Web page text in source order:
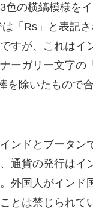
色の横縞模様を
「Rs」と表記
すが、これはイ
ーガリー文字の
を除いたもので
ンドとブータン
通貨の発行はイ
外国人がインド
とは禁じられて